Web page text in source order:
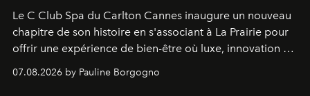
Le C Club Spa du Carlton Cannes inaugure un nouveau
chapitre de son histoire en s'associant à La Prairie pour
offrir une expérience de bien-être où luxe, innovation et
07.08.2026 by Pauline Borgogno